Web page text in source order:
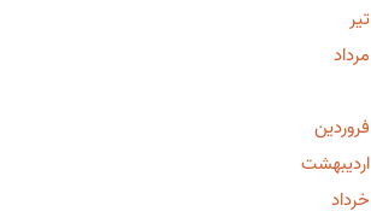
تیر
مرداد
فروردین
اردیبهشت
خرداد